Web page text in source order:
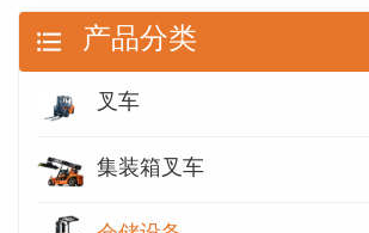
产品分类
叉车
集装箱叉车